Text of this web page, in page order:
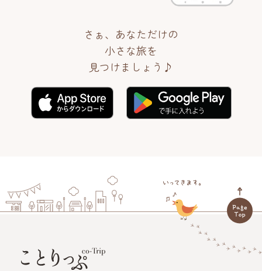
さぁ、あなただけの
小さな旅を
見つけましょう♪